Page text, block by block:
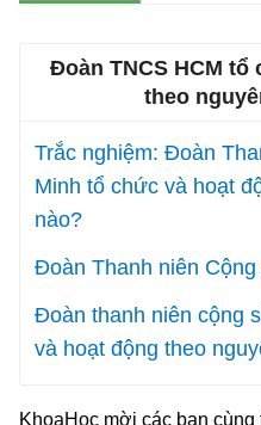
Đoàn TNCS HCM
theo
Trắc nghiệm: Đoàn
Minh tổ chức và hoạt
nào?
Đoàn Thanh niên
Đoàn thanh niên cộng
và hoạt động theo
KhoaHoc mời các bạn